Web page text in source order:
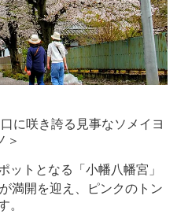
に咲き誇る見事なソメイヨ
＞
ットとなる「小幡八幡宮」
満開を迎え、ピンクのトン
。